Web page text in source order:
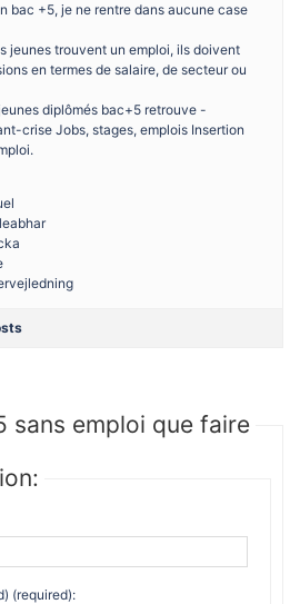
bac +5, je ne rentre dans aucune case
jeunes trouvent un emploi, ils doivent
en termes de salaire, de secteur ou
diplômés bac+5 retrouve -
crise Jobs, stages, emplois Insertion
sans emploi que faire
(required):